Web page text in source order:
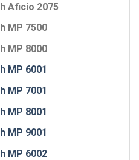
Aficio 2075
MP 7500
MP 8000
MP 6001
MP 7001
MP 8001
MP 9001
MP 6002